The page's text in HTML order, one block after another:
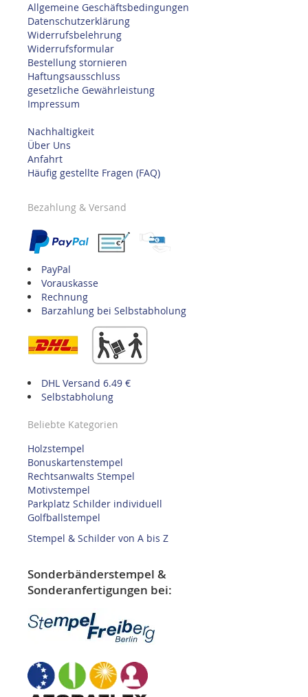
Allgemeine Geschäftsbedingungen
Datenschutzerklärung
Widerrufsbelehrung
Widerrufsformular
Bestellung stornieren
Haftungsausschluss
gesetzliche Gewährleistung
Impressum
Nachhaltigkeit
Über Uns
Anfahrt
Häufig gestellte Fragen (FAQ)
Bezahlung & Versand
PayPal
Vorauskasse
Rechnung
Barzahlung bei Selbstabholung
DHL Versand 6.49 €
Selbstabholung
Beliebte Kategorien
Holzstempel
Bonuskartenstempel
Rechtsanwalts Stempel
Motivstempel
Parkplatz Schilder individuell
Golfballstempel
Stempel & Schilder von A bis Z
Sonderbänderstempel &
Sonderanfertigungen bei: